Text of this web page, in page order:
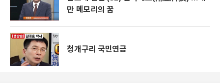
만 메모리의 꿈
청개구리 국민연금